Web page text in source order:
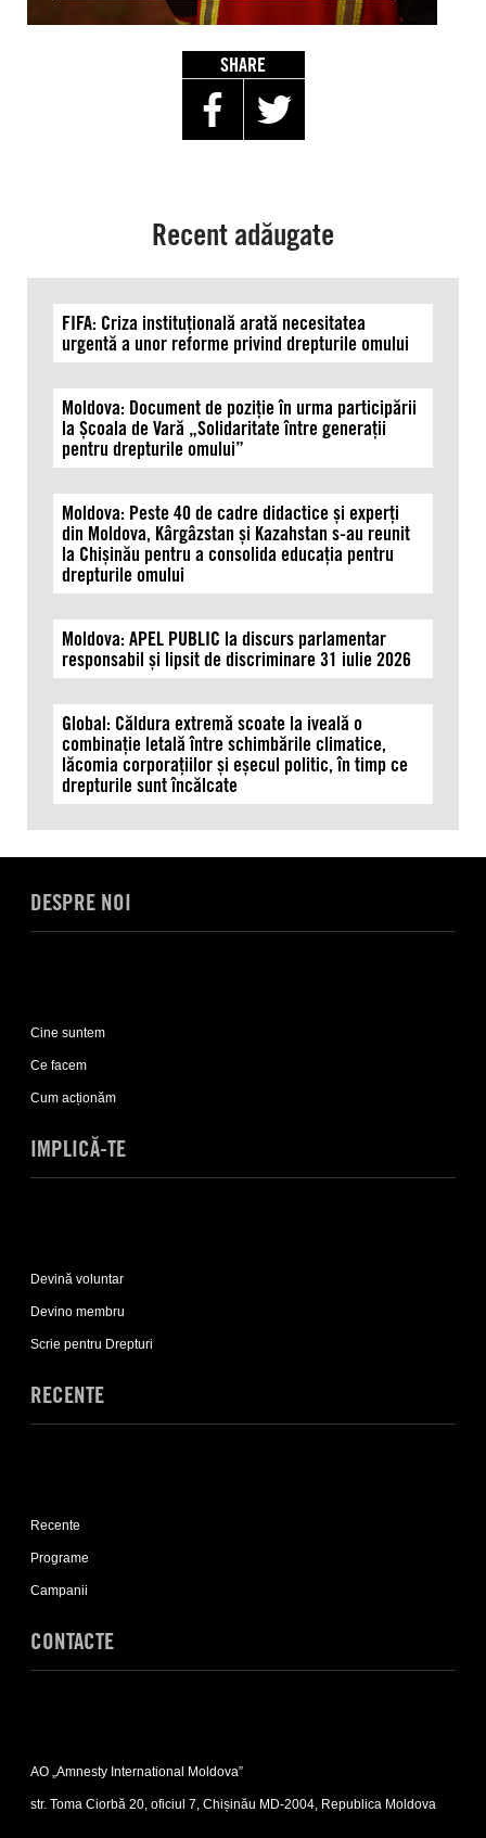
SHARE
Recent adăugate
FIFA: Criza instituțională arată necesitatea
urgentă a unor reforme privind drepturile omului
Moldova: Document de poziție în urma participării
la Școala de Vară „Solidaritate între generații
pentru drepturile omului”
Moldova: Peste 40 de cadre didactice și experți
din Moldova, Kârgâzstan și Kazahstan s-au reunit
la Chișinău pentru a consolida educația pentru
drepturile omului
Moldova: APEL PUBLIC la discurs parlamentar
responsabil și lipsit de discriminare 31 iulie 2026
Global: Căldura extremă scoate la iveală o
combinație letală între schimbările climatice,
lăcomia corporațiilor și eșecul politic, în timp ce
drepturile sunt încălcate
DESPRE NOI
Despre
noi
sub-
list
Cine suntem
Ce facem
Cum acționăm
IMPLICĂ-TE
Implică-
te
sub-
list
Devină voluntar
Devino membru
Scrie pentru Drepturi
RECENTE
Recente
sub-
list
Recente
Programe
Campanii
CONTACTE
Contacte
sub-
list
AO „Amnesty International Moldova”
str. Toma Ciorbă 20, oficiul 7, Chișinău MD-2004, Republica Moldova